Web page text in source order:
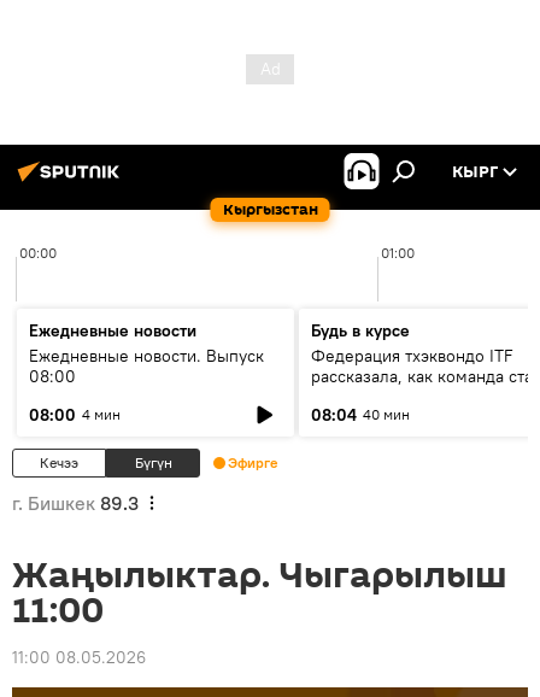
Кыргызстан
КЫРГ
00:00 01:00
Ежедневные новости
Ежедневные новости. Выпуск
08:00
08:00 4 мин
Будь в курсе
Федерация тхэквондо ITF
рассказала, как команда
08:04 40 мин
Кечээ Бүгүн Эфирге
г. Бишкек 89.3
Жаңылыктар. Чыгарылыш
11:00
11:00 08.05.2026